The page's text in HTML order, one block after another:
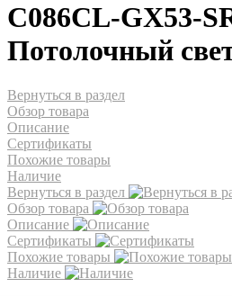
C086CL-GX53-
Потолочный
Вернуться в раздел
Обзор товара
Описание
Сертификаты
Похожие товары
Наличие
Вернуться в раздел
Обзор товара
Описание
Сертификаты
Похожие товары
Наличие